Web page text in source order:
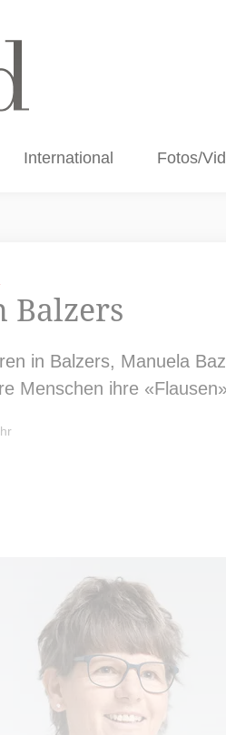
International Fotos/
Balzers
in Balzers, Manuela
Menschen ihre